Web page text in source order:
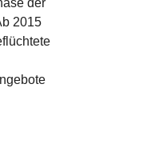
der
2015